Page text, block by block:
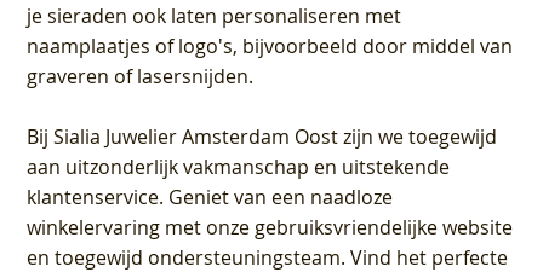
je sieraden ook laten personaliseren met
naamplaatjes of logo's, bijvoorbeeld door middel van
graveren of lasersnijden.
BijSialia Juwelier Amsterdam Oostzijn we toegewijd
aan uitzonderlijk vakmanschap en uitstekende
klantenservice. Geniet van een naadloze
winkelervaring met onze gebruiksvriendelijke website
en toegewijd ondersteuningsteam. Vind het perfecte